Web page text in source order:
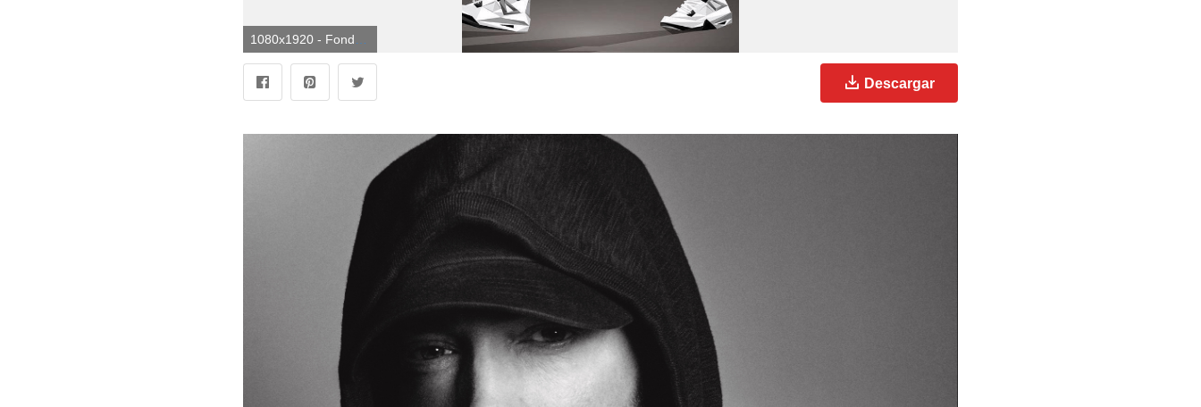
1080x1920 - Fondo de pantalla de 1080x1920. Fondo de pantalla de Eminem.
Descargar